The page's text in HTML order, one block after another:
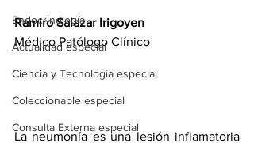
Endocrinología
Actualidad especial
Ciencia y Tecnología especial
Coleccionable especial
Consulta Externa especial
Ramiro Salazar Irigoyen
Médico Patólogo Clínico
La neumonía es una lesión inflamatoria